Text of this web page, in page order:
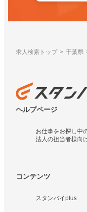
求人検索トップ 千葉県
ヘルプページ
お仕事をお探し中
法人の担当者様向
コンテンツ
スタンバイplus